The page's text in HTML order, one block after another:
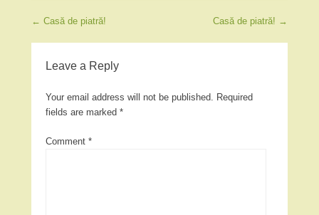
Post navigation
← Casă de piatră! Casă de piatră! →
Leave a Reply
Your email address will not be published. Required
fields are marked *
Comment *